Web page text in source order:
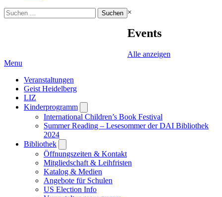
Suchen
nach:
×
Events
Alle anzeigen
Menu
Veranstaltungen
Geist Heidelberg
LIZ
Kinderprogramm
submenu
International Children’s Book Festival
Summer Reading – Lesesommer der DAI Bibliothek
2024
Bibliothek
submenu
Öffnungszeiten & Kontakt
Mitgliedschaft & Leihfristen
Katalog & Medien
Angebote für Schulen
US Election Info